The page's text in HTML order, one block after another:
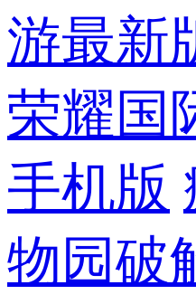
游最新
荣耀国
手机版
物园破